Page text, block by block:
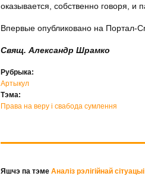
оказывается, собственно говоря, и
Впервые опубликовано на Портал-
Свящ. Александр Шрамко
Рубрыка:
Артыкул
Тэма:
Права на веру і свабода сумлення
Яшчэ па тэме Аналіз рэлігійнай